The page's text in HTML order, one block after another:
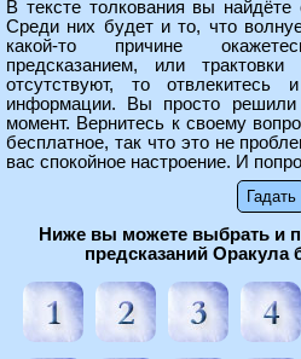
В тексте толкования вы
Среди них будет и то, что
какой-то причине
предсказанием, или
отсутствуют, то отвлекитесь
информации. Вы просто решили
момент. Вернитесь к своему
бесплатное, так что это не
вас спокойное настроение. И
Ниже вы можете выбрать и
предсказаний Оракула